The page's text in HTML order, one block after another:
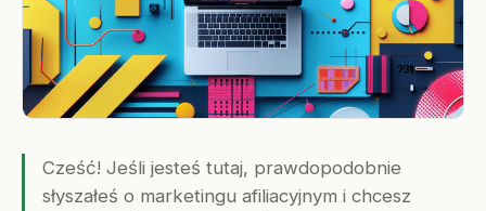
Cześć! Jeśli jesteś tutaj, prawdopodobnie
słyszałeś o marketingu afiliacyjnym i chcesz